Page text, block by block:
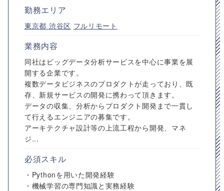
勤務エリア
東京都 渋谷区 フルリモート
業務内容
同社はビッグデータ分析サービスを中心に事業を展
開する企業です。
複数データビジネスのプロダクトが走っており、既
存、新規サービスの開発に携わって頂きます。
データの収集、分析からプロダクト開発まで一貫し
て行えるエンジニアの募集です。
アーキテクチャ設計等の上流工程から開発、マネ
ジ...
必須スキル
・Pythonを用いた開発経験
・機械学習の専門知識と実務経験